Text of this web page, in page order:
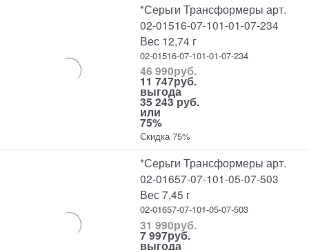
*Серьги Трансформеры арт.
02-01516-07-101-01-07-234
Вес 12,74 г
02-01516-07-101-01-07-234
46 990руб.
11 747руб.
выгода
35 243 руб.
или
75%
Скидка 75%
*Серьги Трансформеры арт.
02-01657-07-101-05-07-503
Вес 7,45 г
02-01657-07-101-05-07-503
31 990руб.
7 997руб.
выгода